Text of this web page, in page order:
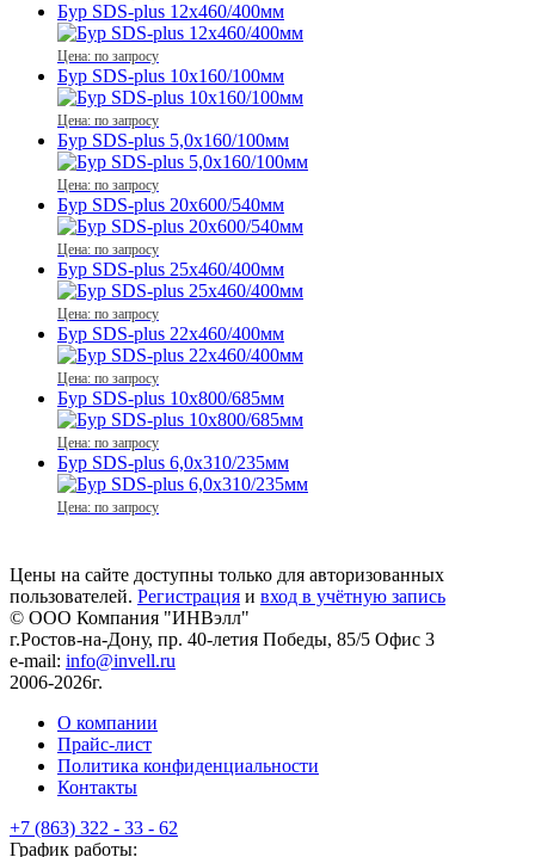
Бур SDS-plus 12x460/400мм
Цена: по запросу
Бур SDS-plus 10x160/100мм
Цена: по запросу
Бур SDS-plus 5,0x160/100мм
Цена: по запросу
Бур SDS-plus 20x600/540мм
Цена: по запросу
Бур SDS-plus 25x460/400мм
Цена: по запросу
Бур SDS-plus 22x460/400мм
Цена: по запросу
Бур SDS-plus 10x800/685мм
Цена: по запросу
Бур SDS-plus 6,0x310/235мм
Цена: по запросу
Цены на сайте доступны только для авторизованных
пользователей. Регистрация и вход в учётную запись
© ООО Компания "ИНВэлл"
г.Ростов-на-Дону, пр. 40-летия Победы, 85/5 Офис 3
e-mail: info@invell.ru
2006-2026г.
О компании
Прайс-лист
Политика конфиденциальности
Контакты
+7 (863) 322 - 33 - 62
График работы: